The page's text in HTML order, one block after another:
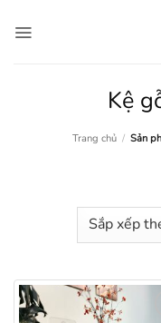
qua
Kệ
Trang chủ / Sản